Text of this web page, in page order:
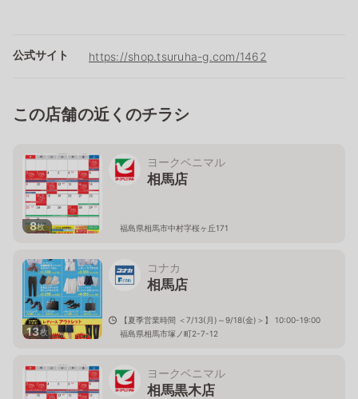
公式サイト https://shop.tsuruha-g.com/1462
この店舗の近くのチラシ
8枚
ヨークベニマル
相馬店
福島県相馬市中村字桜ヶ丘171
13枚
コナカ
相馬店
【夏季営業時間 ＜7/13(月)～9/18(金)＞】 10:00-19:00
福島県相馬市塚ノ町2-7-12
ヨークベニマル
相馬黒木店